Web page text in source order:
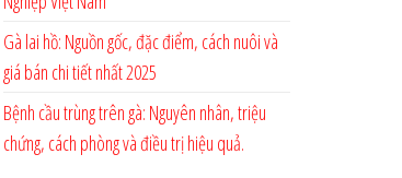
Gà lai hồ: Nguồn gốc, đặc điểm, cách nuôi và
giá bán chi tiết nhất 2025
Bệnh cầu trùng trên gà: Nguyên nhân, triệu
chứng, cách phòng và điều trị hiệu quả.